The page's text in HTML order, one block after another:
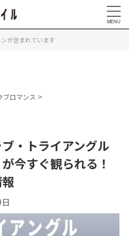
が含まれています
ブロマンス >
ブ・トライアングル
今すぐ観られる！